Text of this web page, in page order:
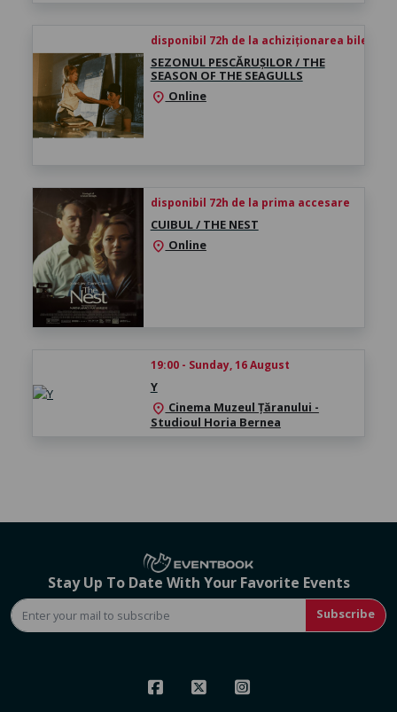
disponibil 72h de la achiziționarea biletului
SEZONUL PESCĂRUȘILOR / THE
SEASON OF THE SEAGULLS
location_on Online
disponibil 72h de la prima accesare
CUIBUL / THE NEST
location_on Online
19:00 - Sunday, 16 August
Y
location_on Cinema Muzeul Țăranului -
Studioul Horia Bernea
Stay Up To Date With Your Favorite Events
Subscribe